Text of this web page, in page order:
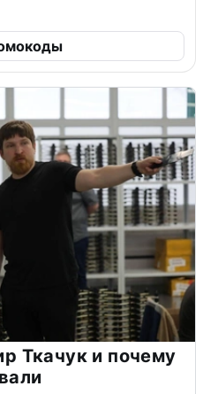
Ткачук и почему